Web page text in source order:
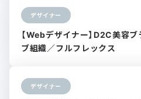
デザイナー
【Webデザイナー】D2C美容
ブ組織／フルフレックス
デザイナー